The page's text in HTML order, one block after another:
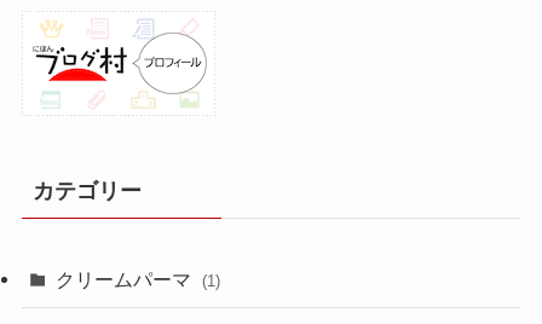
カテゴリー
クリームパーマ (1)